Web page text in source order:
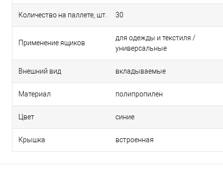
Количество на паллете, шт. 30
Применение ящиков
для одежды и текстиля /
универсальные
Внешний вид вкладываемые
Материал полипропилен
Цвет синие
Крышка встроенная